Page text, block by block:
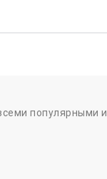
популярными и